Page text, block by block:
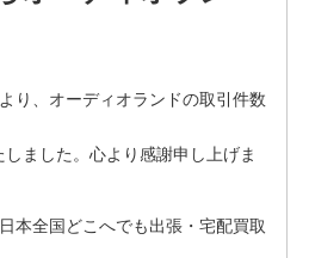
り、オーディオランドの取引件数
ました。心より感謝申し上げま
本全国どこへでも出張・宅配買取